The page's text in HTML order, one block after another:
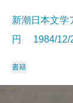
新潮日本文
円 1984/12/
書籍